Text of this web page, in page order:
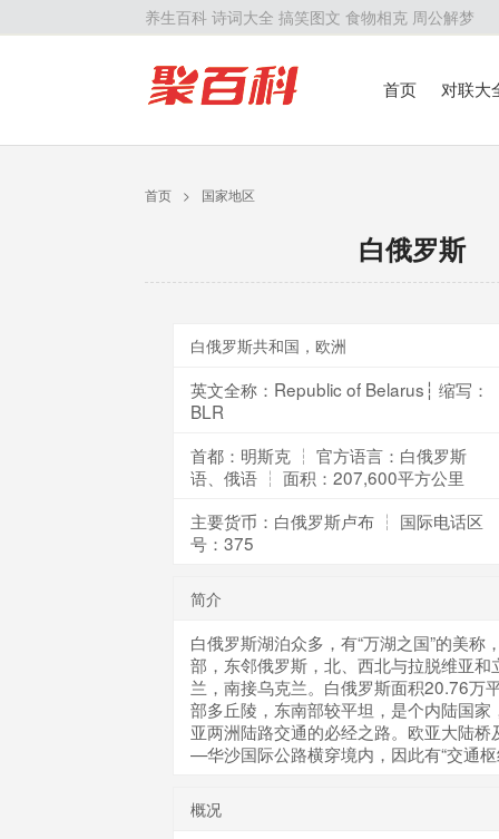
养生百科 诗词大全 搞笑图文 食物相克 周公解梦
首页
对联大
首页 > 国家地区
白俄罗斯
白俄罗斯共和国，欧洲
英文全称：Republic of Belarus┆ 缩写：
BLR
首都：明斯克 ┆ 官方语言：白俄罗斯
语、俄语 ┆ 面积：207,600平方公里
主要货币：白俄罗斯卢布 ┆ 国际电话区
号：375
简介
白俄罗斯湖泊众多，有“万湖之国”的美称
部，东邻俄罗斯，北、西北与拉脱维亚和
兰，南接乌克兰。白俄罗斯面积20.76万
部多丘陵，东南部较平坦，是个内陆国家
亚两洲陆路交通的必经之路。欧亚大陆
—华沙国际公路横穿境内，因此有“交通
概况